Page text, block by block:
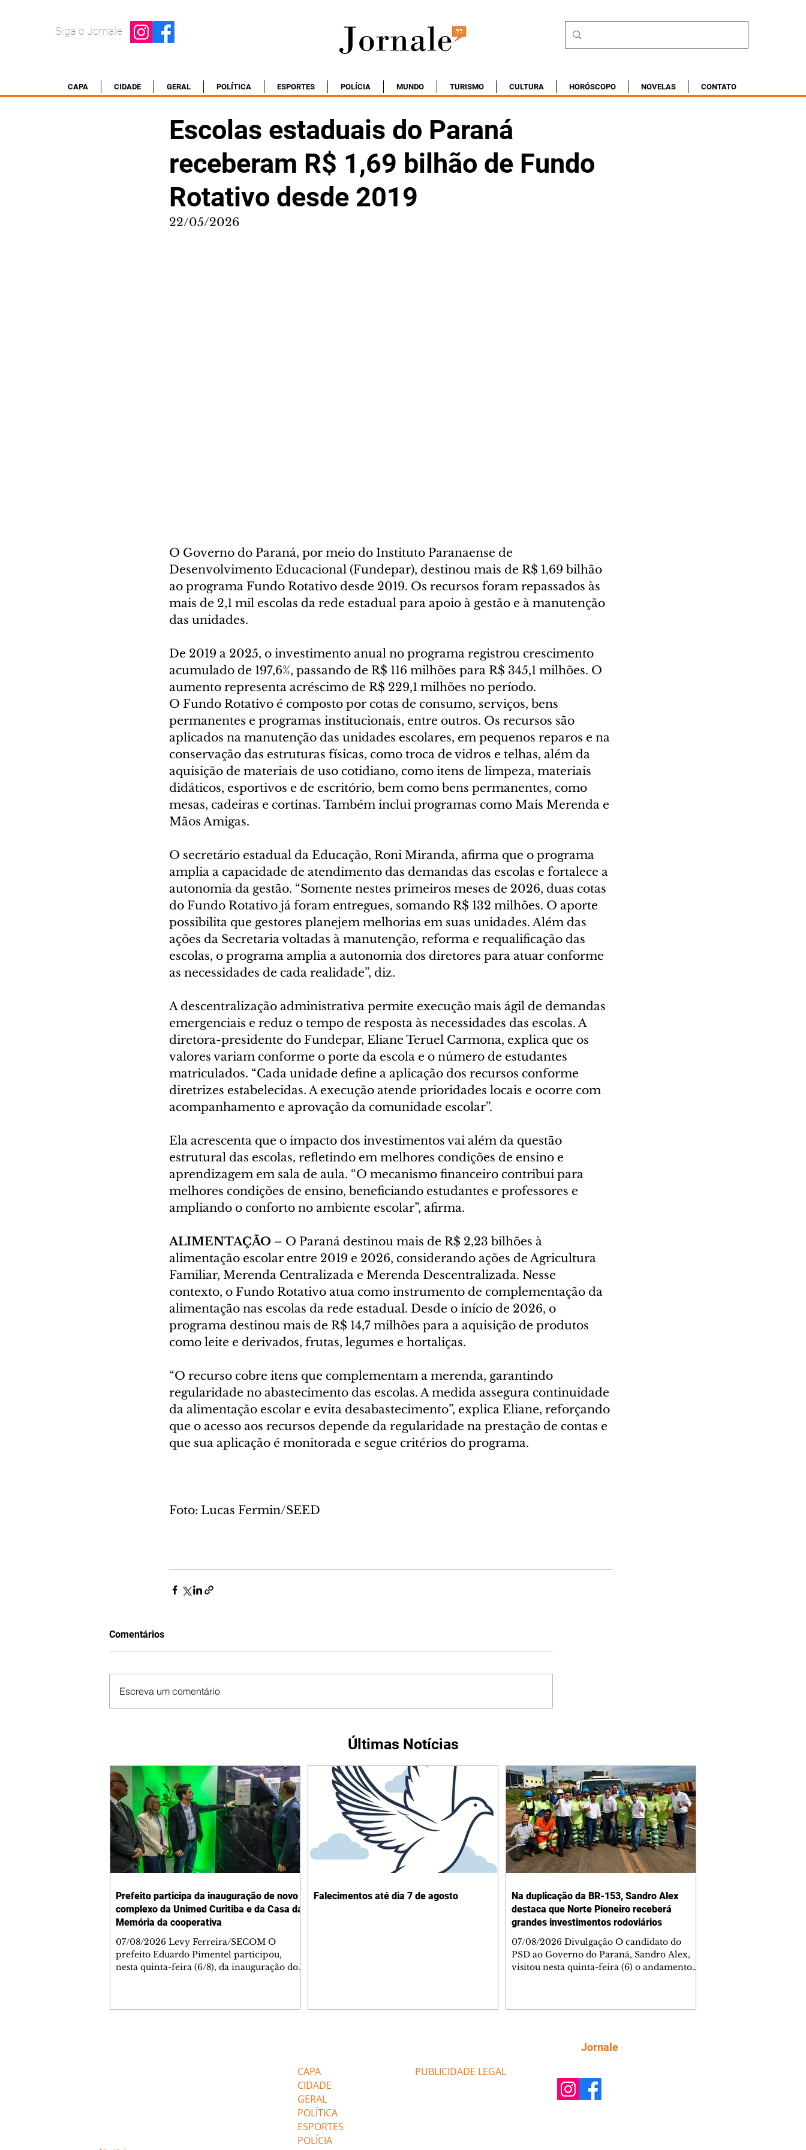
Siga o Jornale
CAPA CIDADE GERAL POLÍTICA ESPORTES POLÍCIA MUNDO TURISMO CULTURA HORÓSCOPO NOVELAS CONTATO
Escolas estaduais do Paraná
receberam R$ 1,69 bilhão de Fundo
Rotativo desde 2019
22/05/2026
O Governo do Paraná, por meio do Instituto Paranaense de
Desenvolvimento Educacional (Fundepar), destinou mais de R$ 1,69 bilhão
ao programa Fundo Rotativo desde 2019. Os recursos foram repassados às
mais de 2,1 mil escolas da rede estadual para apoio à gestão e à manutenção
das unidades.
De 2019 a 2025, o investimento anual no programa registrou crescimento
acumulado de 197,6%, passando de R$ 116 milhões para R$ 345,1 milhões. O
aumento representa acréscimo de R$ 229,1 milhões no período.
O Fundo Rotativo é composto por cotas de consumo, serviços, bens
permanentes e programas institucionais, entre outros. Os recursos são
aplicados na manutenção das unidades escolares, em pequenos reparos e na
conservação das estruturas físicas, como troca de vidros e telhas, além da
aquisição de materiais de uso cotidiano, como itens de limpeza, materiais
didáticos, esportivos e de escritório, bem como bens permanentes, como
mesas, cadeiras e cortinas. Também inclui programas como Mais Merenda e
Mãos Amigas.
O secretário estadual da Educação, Roni Miranda, afirma que o programa
amplia a capacidade de atendimento das demandas das escolas e fortalece a
autonomia da gestão. “Somente nestes primeiros meses de 2026, duas cotas
do Fundo Rotativo já foram entregues, somando R$ 132 milhões. O aporte
possibilita que gestores planejem melhorias em suas unidades. Além das
ações da Secretaria voltadas à manutenção, reforma e requalificação das
escolas, o programa amplia a autonomia dos diretores para atuar conforme
as necessidades de cada realidade”, diz.
A descentralização administrativa permite execução mais ágil de demandas
emergenciais e reduz o tempo de resposta às necessidades das escolas. A
diretora-presidente do Fundepar, Eliane Teruel Carmona, explica que os
valores variam conforme o porte da escola e o número de estudantes
matriculados. “Cada unidade define a aplicação dos recursos conforme
diretrizes estabelecidas. A execução atende prioridades locais e ocorre com
acompanhamento e aprovação da comunidade escolar”.
Ela acrescenta que o impacto dos investimentos vai além da questão
estrutural das escolas, refletindo em melhores condições de ensino e
aprendizagem em sala de aula. “O mecanismo financeiro contribui para
melhores condições de ensino, beneficiando estudantes e professores e
ampliando o conforto no ambiente escolar”, afirma.
ALIMENTAÇÃO – O Paraná destinou mais de R$ 2,23 bilhões à
alimentação escolar entre 2019 e 2026, considerando ações de Agricultura
Familiar, Merenda Centralizada e Merenda Descentralizada. Nesse
contexto, o Fundo Rotativo atua como instrumento de complementação da
alimentação nas escolas da rede estadual. Desde o início de 2026, o
programa destinou mais de R$ 14,7 milhões para a aquisição de produtos
como leite e derivados, frutas, legumes e hortaliças.
“O recurso cobre itens que complementam a merenda, garantindo
regularidade no abastecimento das escolas. A medida assegura continuidade
da alimentação escolar e evita desabastecimento”, explica Eliane, reforçando
que o acesso aos recursos depende da regularidade na prestação de contas e
que sua aplicação é monitorada e segue critérios do programa.
Foto: Lucas Fermin/SEED
Comentários
Escreva um comentário
Últimas Notícias
Prefeito participa da inauguração de novo
complexo da Unimed Curitiba e da Casa da
Memória da cooperativa
07/08/2026 Levy Ferreira/SECOM O
prefeito Eduardo Pimentel participou,
nesta quinta-feira (6/8), da inauguração do
Falecimentos até dia 7 de agosto
Na duplicação da BR-153, Sandro Alex
destaca que Norte Pioneiro receberá
grandes investimentos rodoviários
07/08/2026 Divulgação O candidato do
PSD ao Governo do Paraná, Sandro Alex,
visitou nesta quinta-feira (6) o andamento
com intervenção da concessionária, com
rodovia e recebe investimento de
CAPA
CIDADE
GERAL
POLÍTICA
ESPORTES
POLÍCIA
PUBLICIDADE LEGAL
Jornale